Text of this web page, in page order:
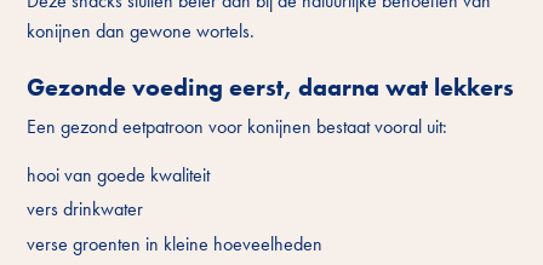
konijnen dan gewone wortels.
Gezonde voeding eerst, daarna wat lekkers
Een gezond eetpatroon voor konijnen bestaat vooral uit:
hooi van goede kwaliteit
vers drinkwater
verse groenten in kleine hoeveelheden